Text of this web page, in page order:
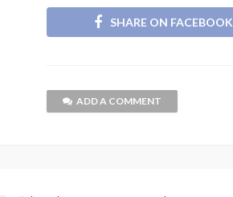
SHARE ON FACEBOOK
ADD A COMMENT